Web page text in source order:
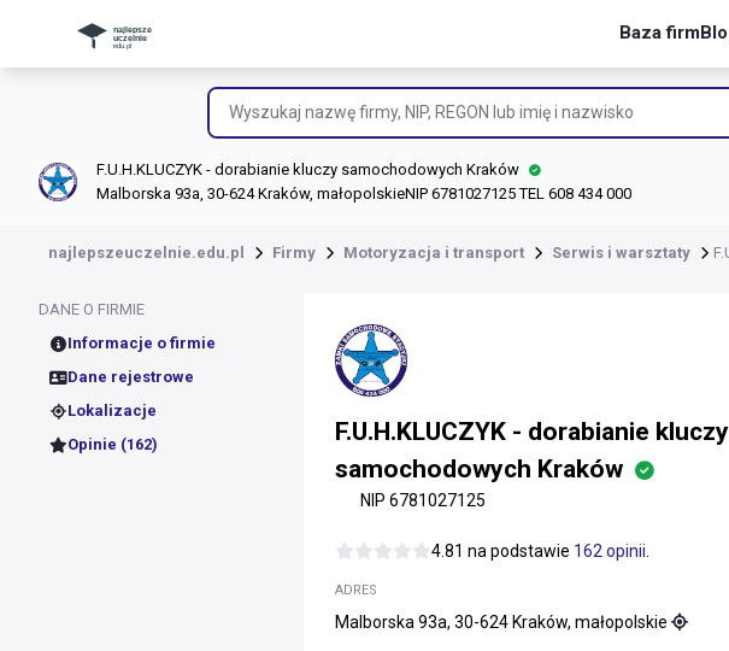
Baza firm
F.U.H.KLUCZYK - dorabianie kluczy samochodowych Kraków
Malborska 93a, 30-624 Kraków, małopolskieNIP 6781027125 TEL 608 434 000
najlepszeuczelnie.edu.pl Firmy Motoryzacja i transport Serwis i warsztaty
DANE O FIRMIE
Informacje o firmie
Dane rejestrowe
Lokalizacje
Opinie (162)
F.U.H.KLUCZYK - dorabianie kluczy
samochodowych Kraków
NIP 6781027125
4.81 na podstawie 162 opinii
ADRES
Malborska 93a, 30-624 Kraków, małopolskie